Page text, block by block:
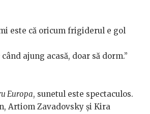
este că oricum frigiderul e gol
ajung acasă, doar să dorm.”
Europa, sunetul este spectaculos.
Artiom Zavadovsky şi Kira